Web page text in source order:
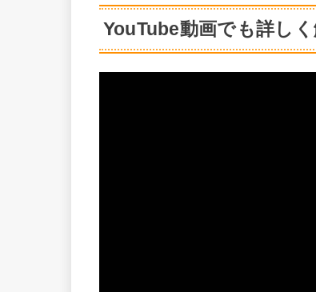
YouTube動画でも詳しく